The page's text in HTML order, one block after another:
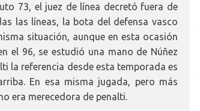
73, el juez de línea decretó fuera de
las líneas, la bota del defensa vasco
situación, aunque en esta ocasión
el 96, se estudió una mano de Núñez
la referencia desde esta temporada es
En esa misma jugada, pero más
era merecedora de penalti.